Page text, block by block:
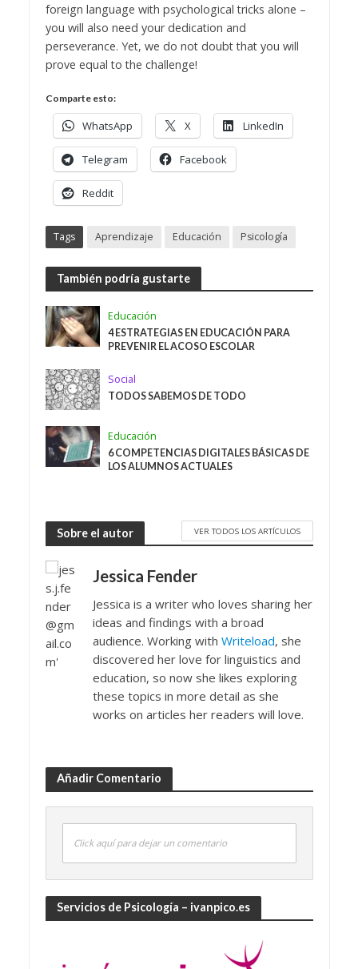
foreign language with psychological tricks alone –
you will also need your dedication and
perseverance. Yet, we do not doubt that you will
prove equal to the challenge!
Comparte esto:
WhatsApp X LinkedIn
Telegram Facebook
Reddit
Tags Aprendizaje Educación Psicología
También podría gustarte
Educación
4 ESTRATEGIAS EN EDUCACIÓN PARA
PREVENIR EL ACOSO ESCOLAR
Social
TODOS SABEMOS DE TODO
Educación
6 COMPETENCIAS DIGITALES BÁSICAS DE
LOS ALUMNOS ACTUALES
Sobre el autor VER TODOS LOS ARTÍCULOS
Jessica Fender
Jessica is a writer who loves sharing her
ideas and findings with a broad
audience. Working with Writeload, she
discovered her love for linguistics and
education, so now she likes exploring
these topics in more detail as she
works on articles her readers will love.
Añadir Comentario
Click aquí para dejar un comentario
Servicios de Psicología – ivanpico.es